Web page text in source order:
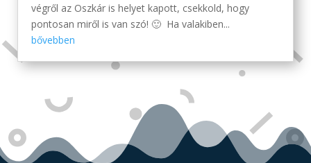
végről az Oszkár is helyet kapott, csekkold, hogy
pontosan miről is van szó! 🙂 Ha valakiben...
bővebben